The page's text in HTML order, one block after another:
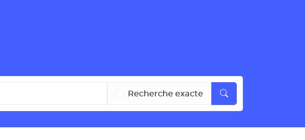
Recherche exacte